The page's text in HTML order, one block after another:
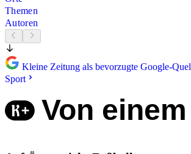
Themen
Autoren
Kleine Zeitung als bevorzugte Google-
Sport
Von